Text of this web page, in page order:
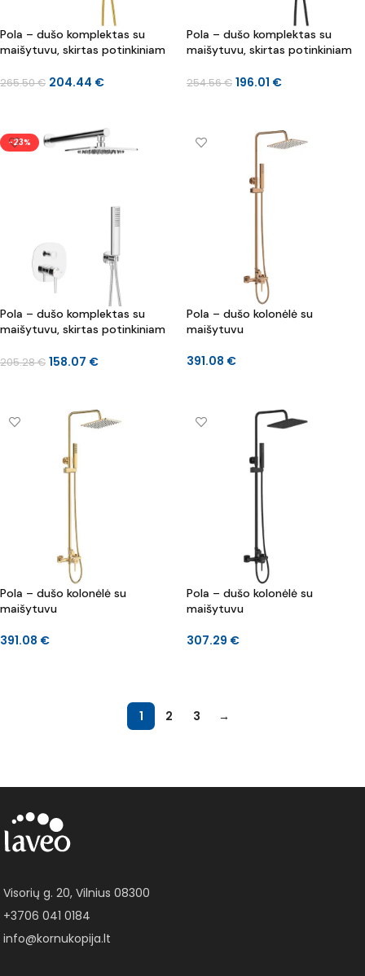
Pola – dušo komplektas su
maišytuvu, skirtas potinkiniam
265.50€ 204.44 €
Pola – dušo komplektas su
maišytuvu, skirtas potinkiniam
254.56€ 196.01 €
-23%
Pola – dušo komplektas su
maišytuvu, skirtas potinkiniam
205.28€ 158.07 €
Pola – dušo kolonėlė su
maišytuvu
391.08 €
Pola – dušo kolonėlė su
maišytuvu
391.08 €
Pola – dušo kolonėlė su
maišytuvu
307.29 €
1 2 3 →
Visorių g. 20, Vilnius 08300
+3706 041 0184
info@kornukopija.lt